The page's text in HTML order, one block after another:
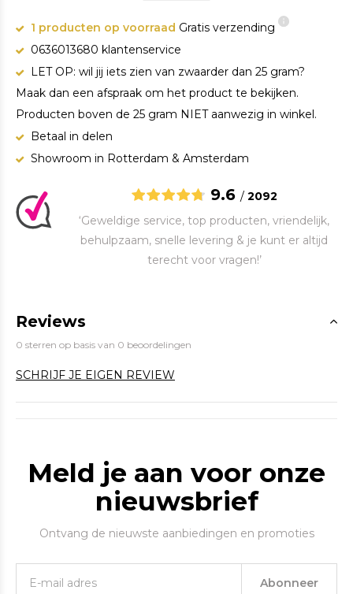
1 producten op voorraad Gratis verzending
0636013680 klantenservice
LET OP: wil jij iets zien van zwaarder dan 25 gram?
Maak dan een afspraak om het product te bekijken.
Producten boven de 25 gram NIET aanwezig in winkel.
Betaal in delen
Showroom in Rotterdam & Amsterdam
9.6 / 2092
‘Geweldige service, top producten, vriendelijk,
behulpzaam, snelle levering & je kunt er altijd
terecht voor vragen!’
Reviews
0 sterren op basis van 0 beoordelingen
SCHRIJF JE EIGEN REVIEW
Meld je aan voor onze
nieuwsbrief
Ontvang de nieuwste aanbiedingen en promoties
Abonneer